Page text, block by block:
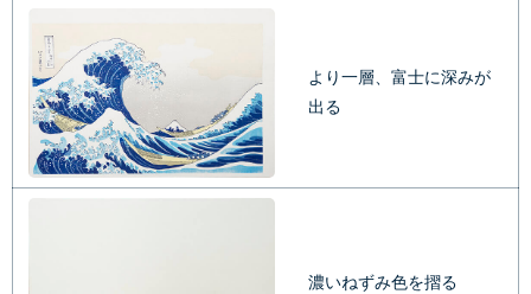
より一層、富士に深みが
出る
濃いねずみ色を摺る